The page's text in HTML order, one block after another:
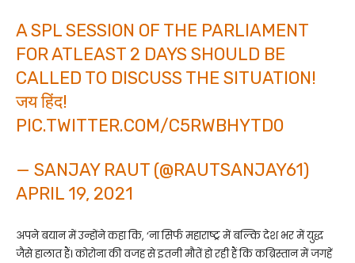
A SPL SESSION OF THE PARLIAMENT
FOR ATLEAST 2 DAYS SHOULD BE
CALLED TO DISCUSS THE SITUATION!
जय हिंद!
PIC.TWITTER.COM/C5RWBHYTD0
— SANJAY RAUT (@RAUTSANJAY61)
APRIL 19, 2021
अपने बयान में उन्होंने कहा कि, ‘ना सिर्फ महाराष्ट्र में बल्कि देश भर में युद्ध
जैसे हालात हैं। कोरोना की वजह से इतनी मौतें हो रही हैं कि कब्रिस्तान में जगहें